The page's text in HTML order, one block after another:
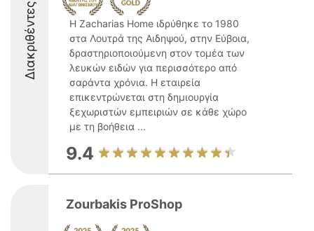
Διακριθέντες
Η Zacharias Home ιδρύθηκε το 1980
στα Λουτρά της Αιδηψού, στην Εύβοια,
δραστηριοποιούμενη στον τομέα των
λευκών ειδών για περισσότερο από
σαράντα χρόνια. Η εταιρεία
επικεντρώνεται στη δημιουργία
ξεχωριστών εμπειριών σε κάθε χώρο
με τη βοήθεια ...
9.4
Zourbakis ProShop